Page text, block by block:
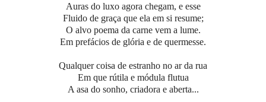
Auras do luxo agora chegam, e esse
Fluido de graça que ela em si resume;
O alvo poema da carne vem a lume.
Em prefácios de glória e de quermesse.
Qualquer coisa de estranho no ar da rua
Em que rútila e módula flutua
A asa do sonho, criadora e aberta...